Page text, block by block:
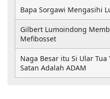
Bapa Sorgawi Mengasihi
Gilbert Lumoindong
Mefibosset
Naga Besar itu Si Ular
Satan Adalah ADAM